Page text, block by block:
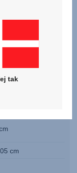
cm
tak